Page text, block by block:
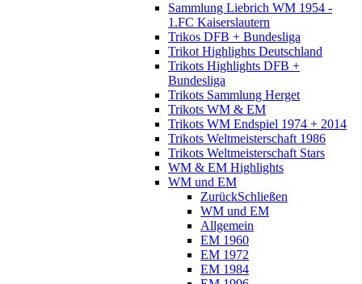
Sammlung Liebrich WM 1954 -
1.FC Kaiserslautern
Trikos DFB + Bundesliga
Trikot Highlights Deutschland
Trikots Highlights DFB +
Bundesliga
Trikots Sammlung Herget
Trikots WM & EM
Trikots WM Endspiel 1974 + 2014
Trikots Weltmeisterschaft 1986
Trikots Weltmeisterschaft Stars
WM & EM Highlights
WM und EM
ZurückSchließen
WM und EM
Allgemein
EM 1960
EM 1972
EM 1984